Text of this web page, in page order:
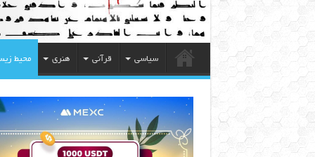
سیاسی قرآنی هنری محیط